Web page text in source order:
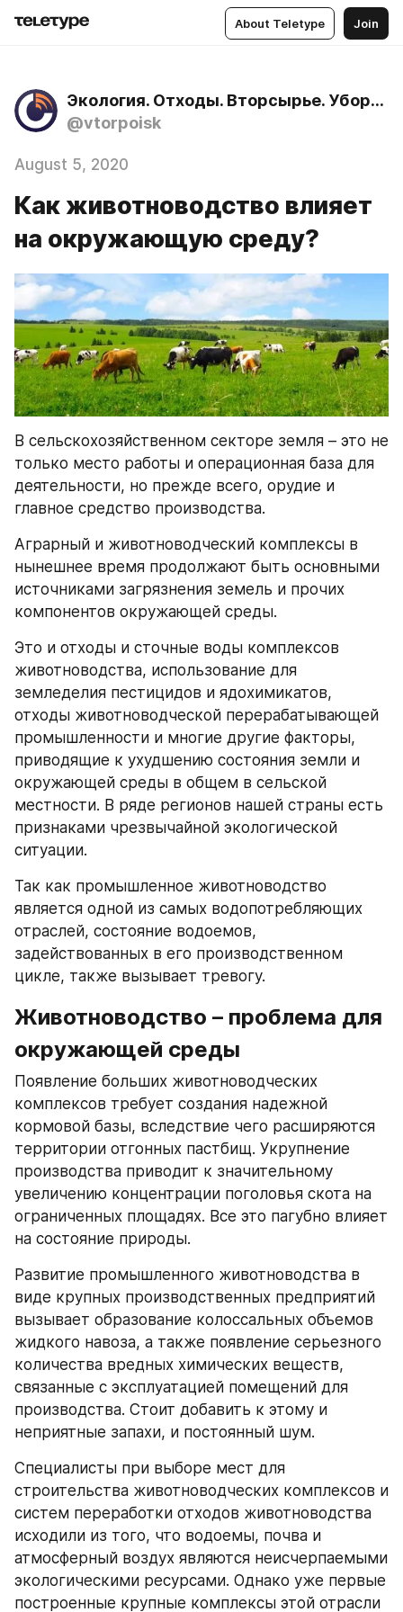
About Teletype Join
Экология. Отходы. Вторсырье. Уборка территории. Вывоз мусора.
@vtorpoisk
August 5, 2020
Как животноводство влияет
на окружающую среду?
В сельскохозяйственном секторе земля – это не
только место работы и операционная база для
деятельности, но прежде всего, орудие и
главное средство производства.
Аграрный и животноводческий комплексы в
нынешнее время продолжают быть основными
источниками загрязнения земель и прочих
компонентов окружающей среды.
Это и отходы и сточные воды комплексов
животноводства, использование для
земледелия пестицидов и ядохимикатов,
отходы животноводческой перерабатывающей
промышленности и многие другие факторы,
приводящие к ухудшению состояния земли и
окружающей среды в общем в сельской
местности. В ряде регионов нашей страны есть
признаками чрезвычайной экологической
ситуации.
Так как промышленное животноводство
является одной из самых водопотребляющих
отраслей, состояние водоемов,
задействованных в его производственном
цикле, также вызывает тревогу.
Животноводство – проблема для
окружающей среды
Появление больших животноводческих
комплексов требует создания надежной
кормовой базы, вследствие чего расширяются
территории отгонных пастбищ. Укрупнение
производства приводит к значительному
увеличению концентрации поголовья скота на
ограниченных площадях. Все это пагубно влияет
на состояние природы.
Развитие промышленного животноводства в
виде крупных производственных предприятий
вызывает образование колоссальных объемов
жидкого навоза, а также появление серьезного
количества вредных химических веществ,
связанные с эксплуатацией помещений для
производства. Стоит добавить к этому и
неприятные запахи, и постоянный шум.
Специалисты при выборе мест для
строительства животноводческих комплексов и
систем переработки отходов животноводства
исходили из того, что водоемы, почва и
атмосферный воздух являются неисчерпаемыми
экологическими ресурсами. Однако уже первые
построенные крупные комплексы этой отрасли